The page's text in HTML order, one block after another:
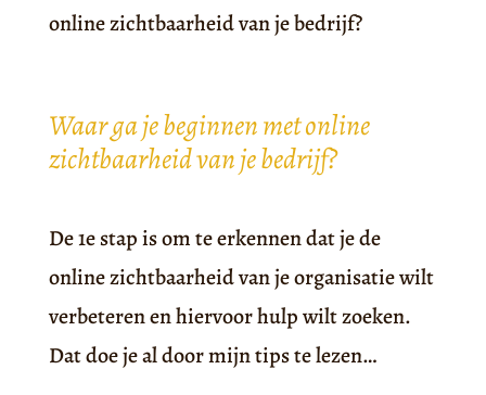
online zichtbaarheid van je bedrijf?
Waar ga je beginnen met online
zichtbaarheid van je bedrijf?
De 1e stap is om te erkennen dat je de
online zichtbaarheid van je organisatie wilt
verbeteren en hiervoor hulp wilt zoeken.
Dat doe je al door mijn tips te lezen…